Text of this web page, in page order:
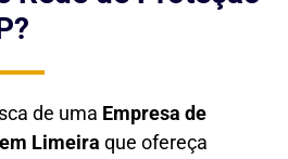
de uma Empresa de
Limeira que ofereça